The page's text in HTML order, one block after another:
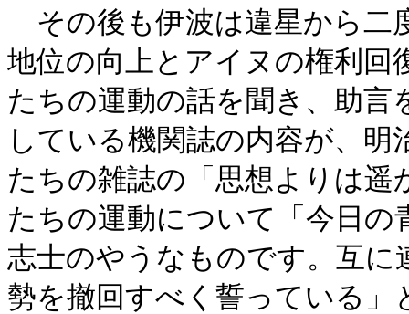
その後も伊波は違星から二
地位の向上とアイヌの権利
たちの運動の話を聞き、助
している機関誌の内容が、
たちの雑誌の「思想よりは
たちの運動について「今日の
志士のやうなものです。互
勢を撤回すべく誓っている